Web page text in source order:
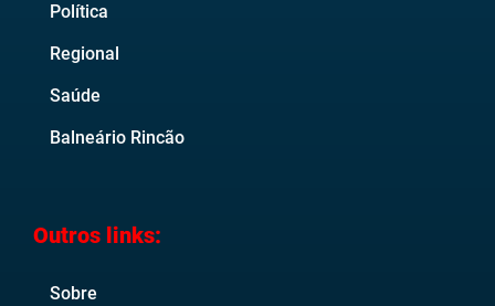
Política
Regional
Saúde
Balneário Rincão
Outros links:
Sobre